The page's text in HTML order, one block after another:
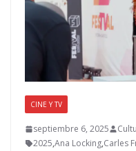
CINE Y TV
septiembre 6, 2025
2025,Ana Locking,Carles